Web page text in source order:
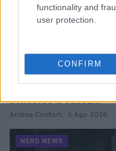
functionality and
user protection.
CONFIRM
concorso a Venezia
Andrea Conforti · 5 Ago 2026
NERD NEWS